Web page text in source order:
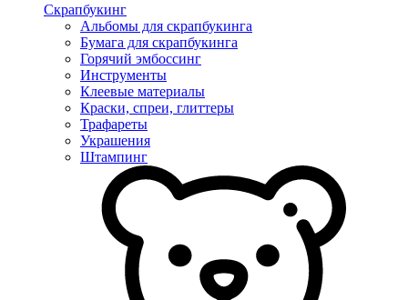
Скрапбукинг
Альбомы для скрапбукинга
Бумага для скрапбукинга
Горячий эмбоссинг
Инструменты
Клеевые материалы
Краски, спреи, глиттеры
Трафареты
Украшения
Штампинг